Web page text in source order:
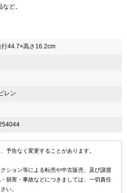
ど。
44.7×高さ16.2cm
レン
予告なく変更することがあります。
ション等による転売や中古販売、及び譲渡
損害・事故などにつきましては、一切責任
い。